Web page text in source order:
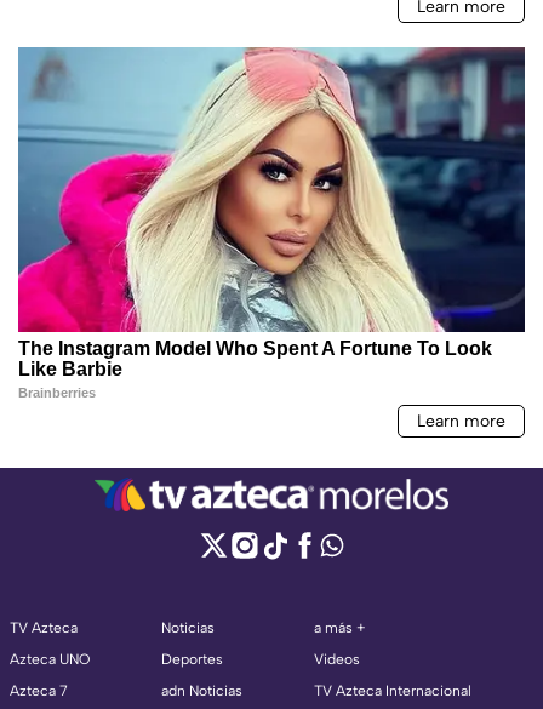
TV Azteca
Azteca UNO
Azteca 7
Noticias
Deportes
adn Noticias
a más +
Videos
TV Azteca Internacional